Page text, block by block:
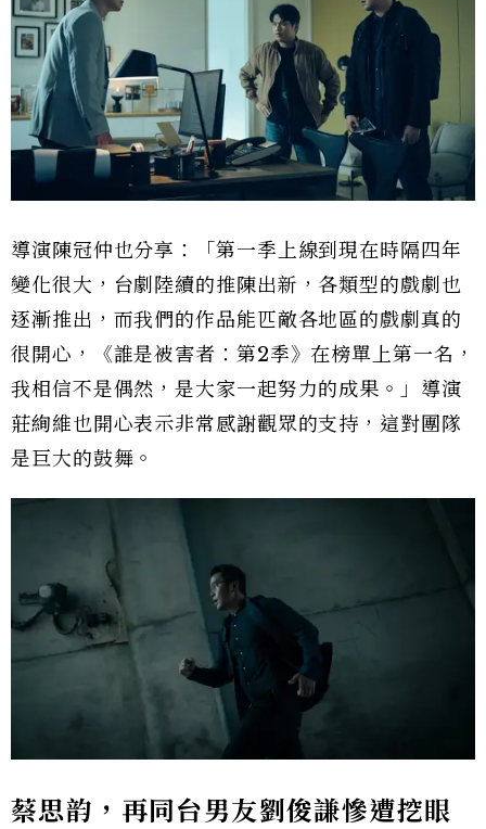
導演陳冠仲也分享：「第一季上線到現在時隔四年
變化很大，台劇陸續的推陳出新，各類型的戲劇也
逐漸推出，而我們的作品能匹敵各地區的戲劇真的
很開心，《誰是被害者：第2季》在榜單上第一名，
我相信不是偶然，是大家一起努力的成果。」導演
莊絢維也開心表示非常感謝觀眾的支持，這對團隊
是巨大的鼓舞。
蔡思韵，再同台男友劉俊謙慘遭挖眼